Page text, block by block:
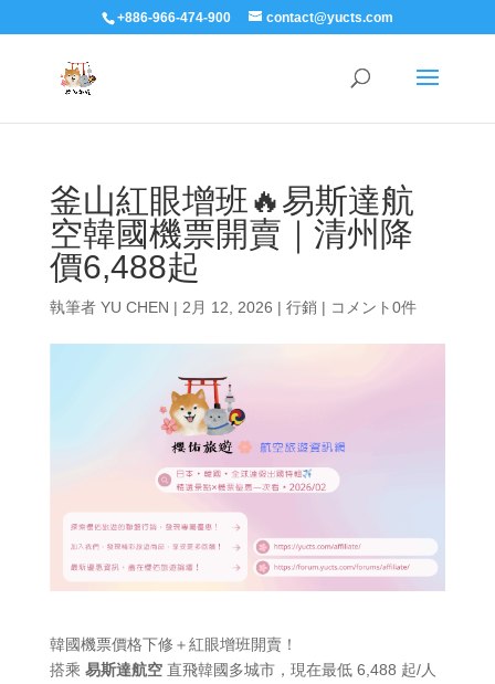
+886-966-474-900 contact@yucts.com
釜山紅眼增班🔥易斯達航
空韓國機票開賣｜清州降
價6,488起
執筆者 YU CHEN | 2月 12, 2026 | 行銷| コメント0件
韓國機票價格下修＋紅眼增班開賣！
搭乘 易斯達航空直飛韓國多城市，現在最低 6,488 起/人